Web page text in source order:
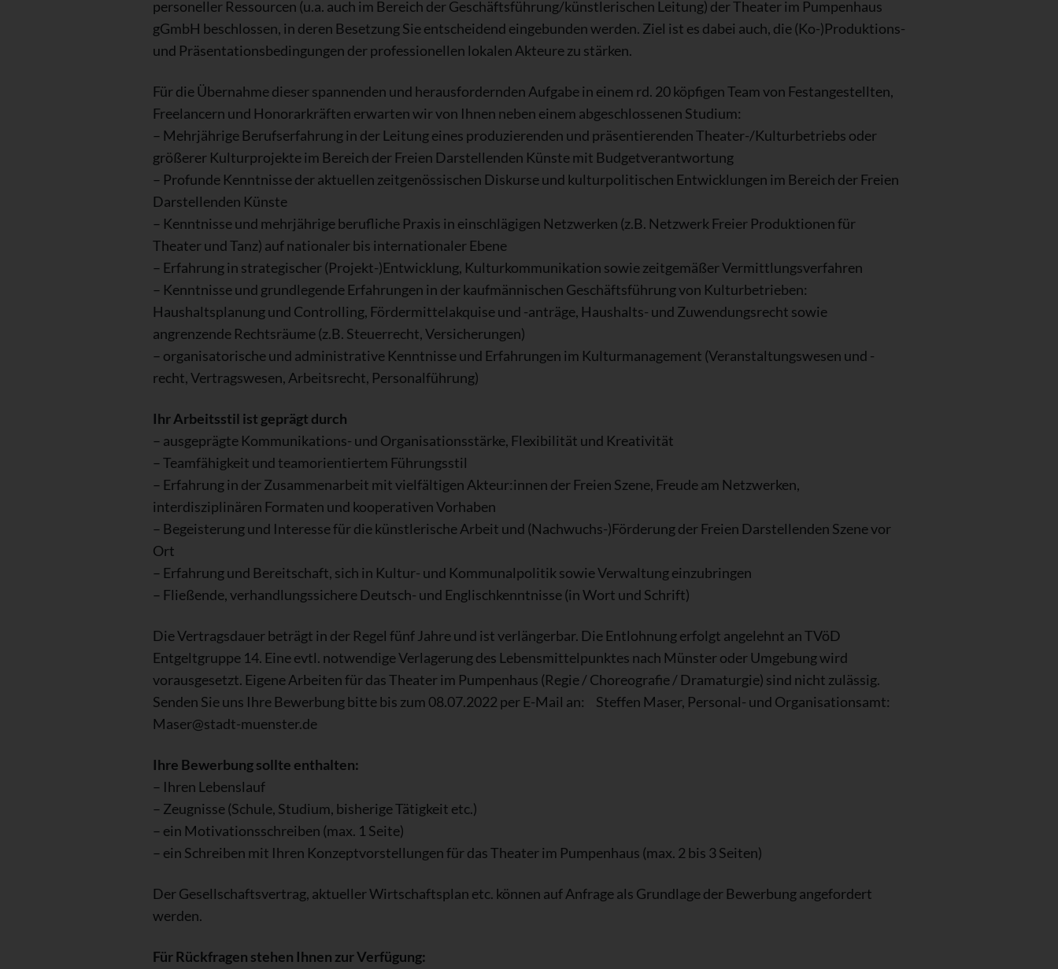
personeller Ressourcen (u.a. auch im Bereich der Geschäftsführung/künstlerischen Leitung) der Theater im Pumpenhaus
gGmbH beschlossen, in deren Besetzung Sie entscheidend eingebunden werden. Ziel ist es dabei auch, die (Ko-)Produktions-
und Präsentationsbedingungen der professionellen lokalen Akteure zu stärken.
Für die Übernahme dieser spannenden und herausfordernden Aufgabe in einem rd. 20 köpfigen Team von Festangestellten,
Freelancern und Honorarkräften erwarten wir von Ihnen neben einem abgeschlossenen Studium:
– Mehrjährige Berufserfahrung in der Leitung eines produzierenden und präsentierenden Theater-/Kulturbetriebs oder
größerer Kulturprojekte im Bereich der Freien Darstellenden Künste mit Budgetverantwortung
– Profunde Kenntnisse der aktuellen zeitgenössischen Diskurse und kulturpolitischen Entwicklungen im Bereich der Freien
Darstellenden Künste
– Kenntnisse und mehrjährige berufliche Praxis in einschlägigen Netzwerken (z.B. Netzwerk Freier Produktionen für
Theater und Tanz) auf nationaler bis internationaler Ebene
– Erfahrung in strategischer (Projekt-)Entwicklung, Kulturkommunikation sowie zeitgemäßer Vermittlungsverfahren
– Kenntnisse und grundlegende Erfahrungen in der kaufmännischen Geschäftsführung von Kulturbetrieben:
Haushaltsplanung und Controlling, Fördermittelakquise und -anträge, Haushalts- und Zuwendungsrecht sowie
angrenzende Rechtsräume (z.B. Steuerrecht, Versicherungen)
– organisatorische und administrative Kenntnisse und Erfahrungen im Kulturmanagement (Veranstaltungswesen und -
recht, Vertragswesen, Arbeitsrecht, Personalführung)
Ihr Arbeitsstil ist geprägt durch
– ausgeprägte Kommunikations- und Organisationsstärke, Flexibilität und Kreativität
– Teamfähigkeit und teamorientiertem Führungsstil
– Erfahrung in der Zusammenarbeit mit vielfältigen Akteur:innen der Freien Szene, Freude am Netzwerken,
interdisziplinären Formaten und kooperativen Vorhaben
– Begeisterung und Interesse für die künstlerische Arbeit und (Nachwuchs-)Förderung der Freien Darstellenden Szene vor
Ort
– Erfahrung und Bereitschaft, sich in Kultur- und Kommunalpolitik sowie Verwaltung einzubringen
– Fließende, verhandlungssichere Deutsch- und Englischkenntnisse (in Wort und Schrift)
Die Vertragsdauer beträgt in der Regel fünf Jahre und ist verlängerbar. Die Entlohnung erfolgt angelehnt an TVöD
Entgeltgruppe 14. Eine evtl. notwendige Verlagerung des Lebensmittelpunktes nach Münster oder Umgebung wird
vorausgesetzt. Eigene Arbeiten für das Theater im Pumpenhaus (Regie / Choreografie / Dramaturgie) sind nicht zulässig.
Senden Sie uns Ihre Bewerbung bitte bis zum 08.07.2022 per E-Mail an: Steffen Maser, Personal- und Organisationsamt:
Maser@stadt-muenster.de
Ihre Bewerbung sollte enthalten:
– Ihren Lebenslauf
– Zeugnisse (Schule, Studium, bisherige Tätigkeit etc.)
– ein Motivationsschreiben (max. 1 Seite)
– ein Schreiben mit Ihren Konzeptvorstellungen für das Theater im Pumpenhaus (max. 2 bis 3 Seiten)
Der Gesellschaftsvertrag, aktueller Wirtschaftsplan etc. können auf Anfrage als Grundlage der Bewerbung angefordert
werden.
Für Rückfragen stehen Ihnen zur Verfügung: